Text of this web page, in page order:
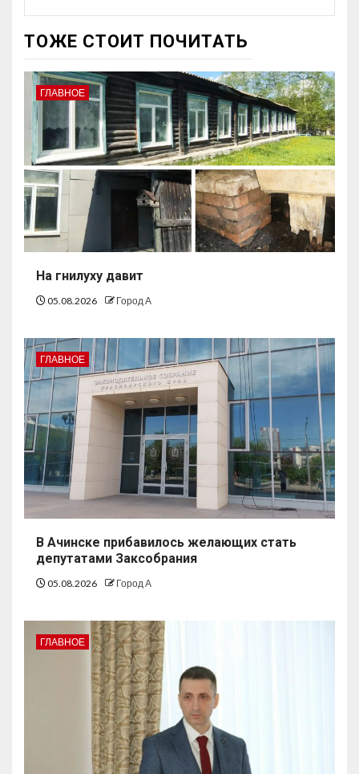
ТОЖЕ СТОИТ ПОЧИТАТЬ
ГЛАВНОЕ
На гнилуху давит
05.08.2026 Город А
ГЛАВНОЕ
В Ачинске прибавилось желающих стать
депутатами Заксобрания
05.08.2026 Город А
ГЛАВНОЕ